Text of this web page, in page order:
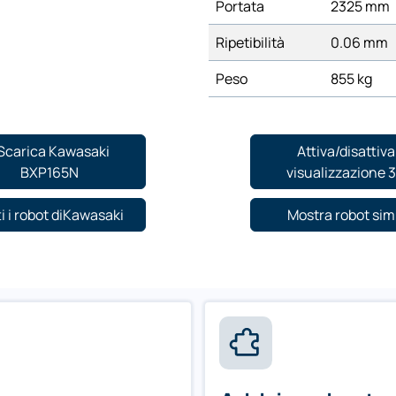
Portata
2325 mm
Ripetibilità
0.06 mm
Peso
855 kg
Kawasaki
BXP165N
Attiva/disattiva
visualizzazione
i robot diKawasaki Mostra robot